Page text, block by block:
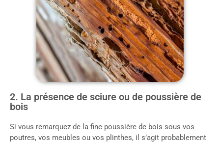
2. La présence de sciure ou de poussière de
bois
Si vous remarquez de la fine poussière de bois sous vos
poutres, vos meubles ou vos plinthes, il s’agit probablement